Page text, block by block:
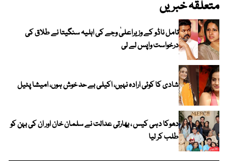
متعلقہ خبریں
تامل ناڈو کے وزیراعلیٰ وجے کی اہلیہ سنگیتا نے طلاق کی
درخواست واپس لے لی
شادی کا کوئی ارادہ نہیں، اکیلی بے حد خوش ہوں، امیشا پٹیل
دھوکا دہی کیس ، بھارتی عدالت نے سلمان خان اور ان کی بہن کو
طلب کر لیا